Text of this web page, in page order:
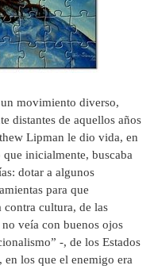
movimiento diverso,
distantes de aquellos años
Lipman le dio vida, en
inicialmente, buscaba
dotar a algunos
para que
contra cultura, de las
veía con buenos ojos
-, de los Estados
los que el enemigo era